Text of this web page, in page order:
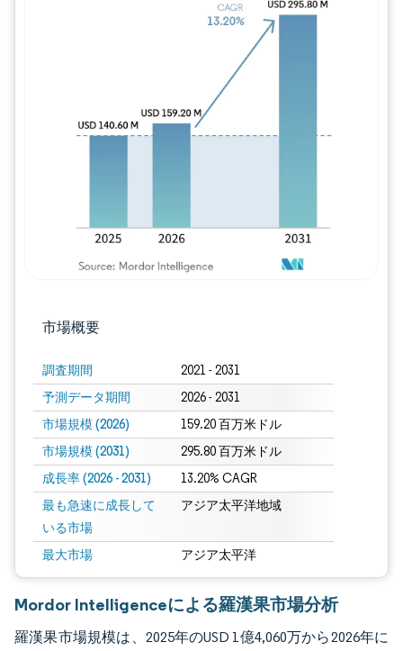
市場概要
調査期間 2021 - 2031
予測データ期間 2026 - 2031
市場規模 (2026) 159.20 百万米ドル
市場規模 (2031) 295.80 百万米ドル
成長率 (2026 - 2031) 13.20% CAGR
最も急速に成長して
いる市場
アジア太平洋地域
最大市場 アジア太平洋
画像 © Mordor Intelligence。再利用には
Mordor Intelligenceによる羅漢果市場分析
羅漢果市場規模は、2025年のUSD 1億4,060万から2026年に